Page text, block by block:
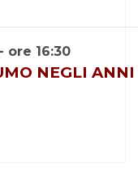
ore 16:30
NEGLI ANNI